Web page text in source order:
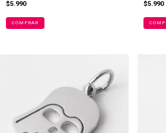
$5.990 $5.990